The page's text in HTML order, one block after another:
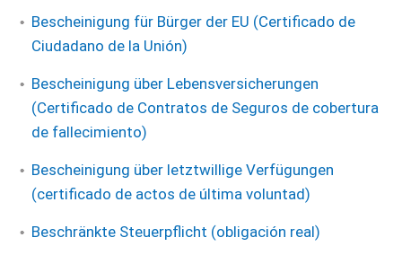
Bescheinigung für Bürger der EU (Certificado de
Ciudadano de la Unión)
Bescheinigung über Lebensversicherungen
(Certificado de Contratos de Seguros de cobertura
de fallecimiento)
Bescheinigung über letztwillige Verfügungen
(certificado de actos de última voluntad)
Beschränkte Steuerpflicht (obligación real)